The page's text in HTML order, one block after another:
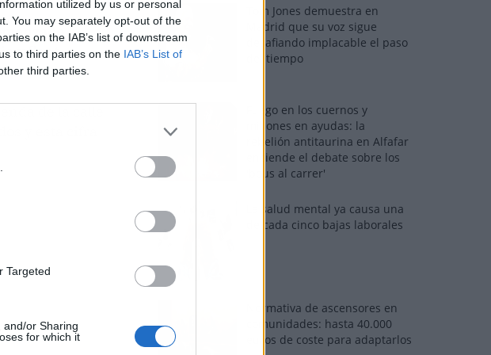
utilized by us or personal
You may separately opt-out of the
on the IAB’s list of downstream
to third parties on the IAB’s List of
third parties.
Targeted
and/or Sharing
for which it
y Sant
de la calle
y esta cifra
Tom Jones demuestra en
Madrid que su voz sigue
desafiando implacable el paso
del tiempo
Fuego en los cuernos y
millones en ayudas: la
rebelión antitaurina en Alfafar
enciende el debate sobre los
'bous al carrer'
La salud mental ya causa una
de cada cinco bajas laborales
Normativa de ascensores en
comunidades: hasta 40.000
euros de coste para adaptarlos